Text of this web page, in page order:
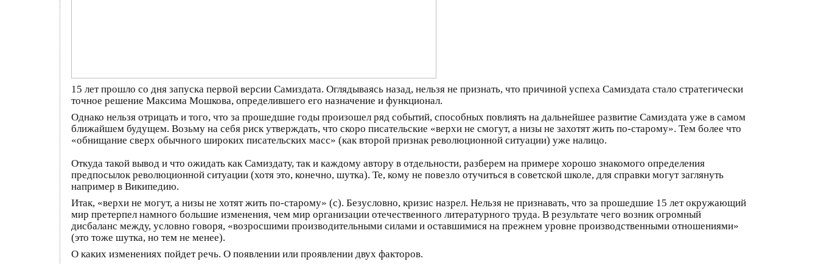
15 лет прошло со дня запуска первой версии Самиздата. Оглядываясь назад, нельзя не признать, что причиной успеха Самиздата стало стратегически
точное решение Максима Мошкова, определившего его назначение и функционал.
Однако нельзя отрицать и того, что за прошедшие годы произошел ряд событий, способных повлиять на дальнейшее развитие Самиздата уже в самом
ближайшем будущем. Возьму на себя риск утверждать, что скоро писательские «верхи не смогут, а низы не захотят жить по-старому». Тем более что
«обнищание сверх обычного широких писательских масс» (как второй признак революционной ситуации) уже налицо.
Откуда такой вывод и что ожидать как Самиздату, так и каждому автору в отдельности, разберем на примере хорошо знакомого определения
предпосылок революционной ситуации (хотя это, конечно, шутка). Те, кому не повезло отучиться в советской школе, для справки могут заглянуть
например в Википедию.
Итак, «верхи не могут, а низы не хотят жить по-старому» (с). Безусловно, кризис назрел. Нельзя не признавать, что за прошедшие 15 лет окружающий
мир претерпел намного большие изменения, чем мир организации отечественного литературного труда. В результате чего возник огромный
дисбаланс между, условно говоря, «возросшими производительными силами и оставшимися на прежнем уровне производственными отношениями»
(это тоже шутка, но тем не менее).
О каких изменениях пойдет речь. О появлении или проявлении двух факторов.